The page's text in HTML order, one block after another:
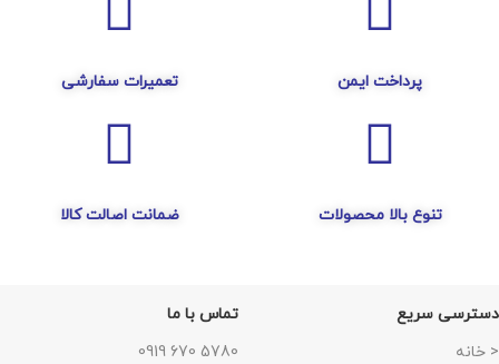
پرداخت ایمن تعمیرات سفارشی
تنوع بالا محصولات ضمانت اصالت کالا
دسترسی سریع
< خانه
تماس با ما
5780 670 0919